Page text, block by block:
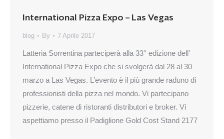
International Pizza Expo – Las Vegas
blog By 7 Aprile 2017
Latteria Sorrentina parteciperà alla 33° edizione dell’
International Pizza Expo che si svolgerà dal 28 al 30
marzo a Las Vegas. L’evento è il più grande raduno di
professionisti della pizza nel mondo. Vi partecipano
pizzerie, catene di ristoranti distributori e broker. Vi
aspettiamo presso il Padiglione Gold Cost Stand 2177